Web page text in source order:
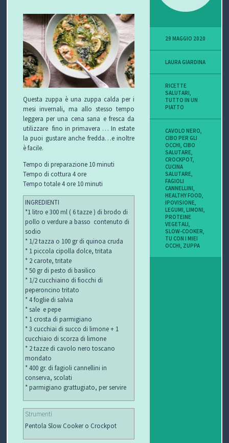
Questa zuppa è una zuppa calda per i
mesi invernali, ma allo stesso tempo
leggera per una cena sana e fresca da
utilizzare fino in primavera … In estate
la puoi gustare anche fredda…e inoltre
è facile.
Tempo di preparazione 10 minuti
Tempo di cottura 4 ore
Tempo totale 4 ore 10 minuti
INGREDIENTI
*1 litro e 300 ml ( 6 tazze ) di brodo di
pollo o verdure a basso contenuto di
sodio
* 1/2 tazza o 100 gr di quinoa cruda
* 1 piccola cipolla dolce, tritata
* 2 carote, tritate
* 50 gr di pesto di basilico
* 1/2 cucchiaino di fiocchi di
peperoncino tritato
* 4 foglie di salvia
* sale e pepe
* 1 crosta di parmigiano
* 3 cucchiai di succo di limone + 1
cucchiaio di scorza di limone
* 2 tazze di cavolo nero toscano
mondato
* 400 gr. di fagioli cannellini in
conserva, scolati
* parmigiano grattugiato, per servire
Strumenti
Pentola Slow Cooker o Crockpot
29 MAGGIO 2020
LAURA GIARDINA
RICETTE
SALUTARI,
TUTTO IN UN
PIATTO
CAVOLO NERO,
CIBO PER GLI
OCCHI, CIBO
SALUTARE,
CROCKPOT,
CUCINA
SALUTARE,
FAGIOLI
CANNELLINI,
HEALTHY FOOD,
IPOVISIONE,
LEGUMI,LIMONI,
PROTEINE
VEGETALI,
SLOW-COOKER,
TU CON I MIEI
OCCHI, ZUPPA